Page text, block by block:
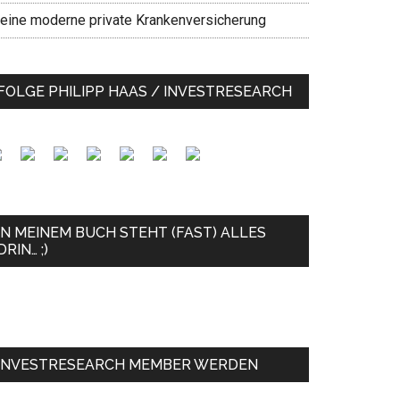
moderne private Krankenversicherung
PHILIPP HAAS / INVESTRESEARCH
MEINEM BUCH STEHT (FAST) ALLES
;)
MEMBER WERDEN